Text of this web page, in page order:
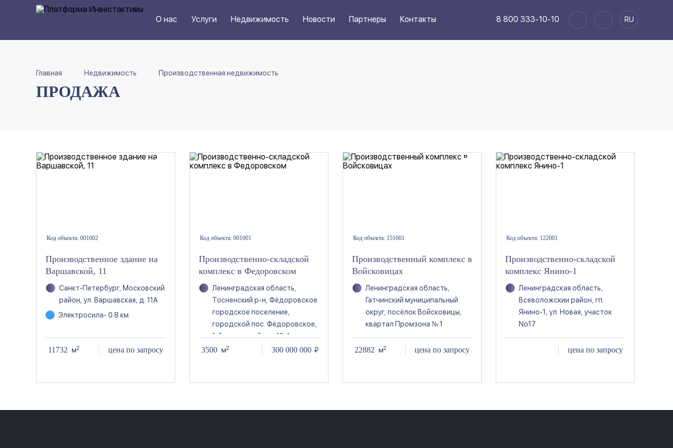
О нас Услуги Недвижимость Новости Партнеры Контакты 8 800 333-10-10 RU
Главная Недвижимость Производственная недвижимость
ПРОДАЖА
Код объекта: 001002
Производственное здание на
Варшавской, 11
Санкт-Петербург, Московский
район, ул. Варшавская, д. 11А
Электросила- 0.8 км
цена по запросу
11732 м2
Код объекта: 001001
Производственно-складской
комплекс в Федоровском
Ленинградская область,
Тосненский р-н, Фёдоровское
городское поселение,
городской пос. Фёдоровское,
1-й восточный пр., 13к1
300 000 000 ₽
3500 м2
Код объекта: 151001
Производственный комплекс в
Войсковицах
Ленинградская область,
Гатчинский муниципальный
округ, посёлок Войсковицы,
квартал Промзона № 1
цена по запросу
22882 м2
Код объекта: 122001
Производственно-складской
комплекс Янино-1
Ленинградская область,
Всеволожскии район, гп.
Янино-1, ул. Новая, участок
No17
цена по запросу